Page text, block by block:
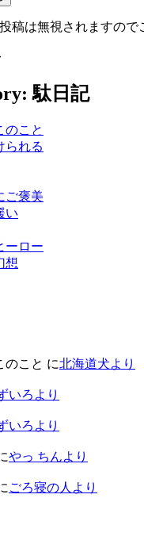
稿は無視されますので
駄日記
のこと
られる
ご褒美
い
ーロー
想
のこと に北海道犬より
いろより
いろより
やっ ちんより
ごろ寝の人より